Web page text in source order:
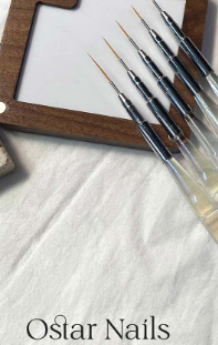
請求用戶進行身份認證。
５．嚴禁一人註冊多個帳號或
恩沛科技股份有限公司將有權